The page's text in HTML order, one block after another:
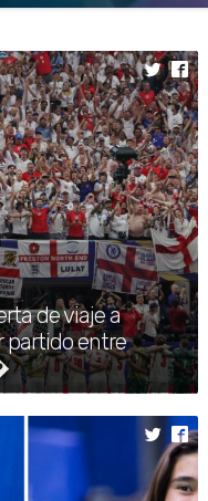
Unido
británico emitió una
y México en el Mundial
de viaje a
partido entre